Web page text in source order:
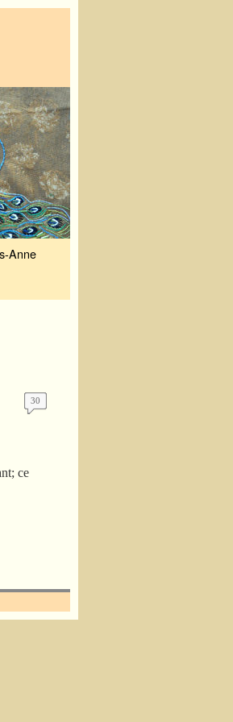
Anne
30
ce